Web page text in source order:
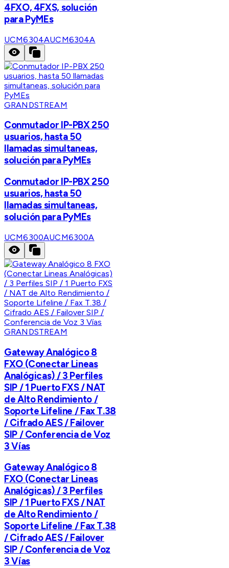
4FXO, 4FXS, solución
para PyMEs
UCM6304AUCM6304A
GRANDSTREAM
Conmutador IP-PBX 250
usuarios, hasta 50
llamadas simultaneas,
solución para PyMEs
Conmutador IP-PBX 250
usuarios, hasta 50
llamadas simultaneas,
solución para PyMEs
UCM6300AUCM6300A
GRANDSTREAM
Gateway Analógico 8
FXO (Conectar Lineas
Analógicas) / 3 Perfiles
SIP / 1 Puerto FXS / NAT
de Alto Rendimiento /
Soporte Lifeline / Fax T.38
/ Cifrado AES / Failover
SIP / Conferencia de Voz
3 Vías
Gateway Analógico 8
FXO (Conectar Lineas
Analógicas) / 3 Perfiles
SIP / 1 Puerto FXS / NAT
de Alto Rendimiento /
Soporte Lifeline / Fax T.38
/ Cifrado AES / Failover
SIP / Conferencia de Voz
3 Vías